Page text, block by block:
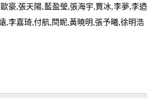
豪,張天陽,藍盈瑩,張海宇,賈冰,李夢,李迺
,李嘉琦,付航,閆妮,黃曉明,張予曦,徐明浩